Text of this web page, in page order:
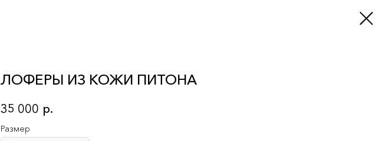
ЛОФЕРЫ ИЗ КОЖИ ПИТОНА
35 000 р.
Размер